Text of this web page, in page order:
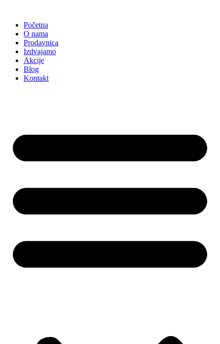
sadržajPočetna
O nama
Prodavnica
Izdvajamo
Akcije
Blog
Kontakt